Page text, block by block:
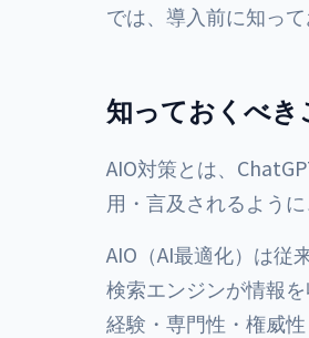
では、導入前に知っ
知っておくべき
AIO対策とは、
用・言及されるよう
AIO（AI最適化）は従
検索エンジンが情報
経験・専門性・権威